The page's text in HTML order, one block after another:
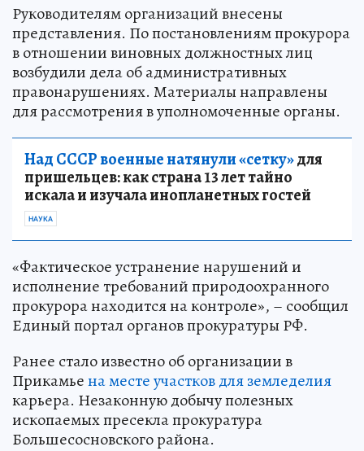
Руководителям организаций внесены
представления. По постановлениям прокурора
в отношении виновных должностных лиц
возбудили дела об административных
правонарушениях. Материалы направлены
для рассмотрения в уполномоченные органы.
Над СССР военные натянули «сетку»для
пришельцев: как страна 13 лет тайно
искала и изучала инопланетных гостей
НАУКА
«Фактическое устранение нарушений и
исполнение требований природоохранного
прокурора находится на контроле», – сообщил
Единый портал органов прокуратуры РФ.
Ранее стало известно об организации в
Прикамьена месте участков для земледелия
карьера. Незаконную добычу полезных
ископаемых пресекла прокуратура
Большесосновского района.